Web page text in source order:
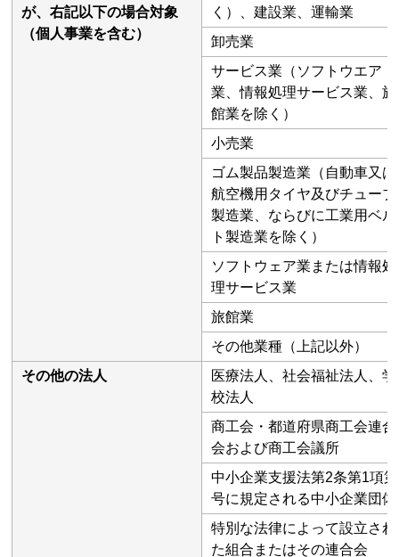
が、右記以下の場合対象
（個人事業を含む）
く）、建設業、運輸業
卸売業
サービス業（ソフトウエア
業、情報処理サービス業、旅
館業を除く）
小売業
ゴム製品製造業（自動車又は
航空機用タイヤ及びチューブ
製造業、ならびに工業用ベル
ト製造業を除く）
ソフトウェア業または情報処
理サービス業
旅館業
その他業種（上記以外）
その他の法人
医療法人、社会福祉法人、学
校法人
商工会・都道府県商工会連合
会および商工会議所
中小企業支援法第2条第1項
号に規定される中小企業団体
特別な法律によって設立され
た組合またはその連合会